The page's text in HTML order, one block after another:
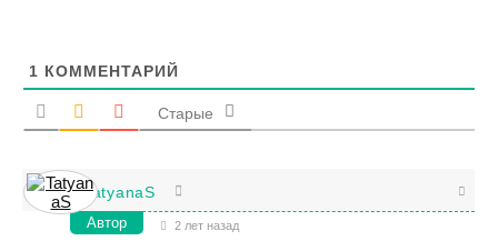
1 КОММЕНТАРИЙ
Старые
TatyanaS
Автор 2 лет назад